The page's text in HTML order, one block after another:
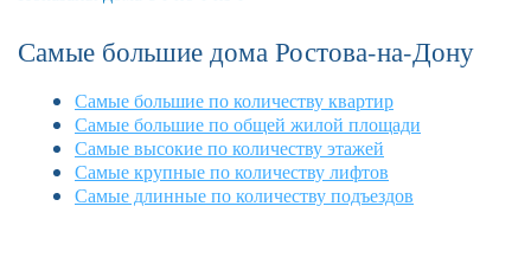
Самые большие дома Ростова-на-Дону
Самые большие по количеству квартир
Самые большие по общей жилой площади
Самые высокие по количеству этажей
Самые крупные по количеству лифтов
Самые длинные по количеству подъездов